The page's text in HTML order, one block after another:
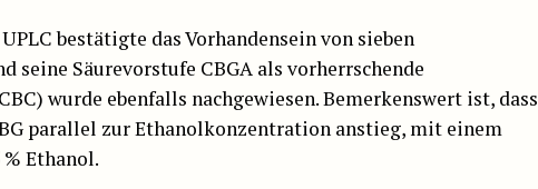
bestätigte das Vorhandensein von sieben
seine Säurevorstufe CBGA als vorherrschende
wurde ebenfalls nachgewiesen. Bemerkenswert ist, dass
parallel zur Ethanolkonzentration anstieg, mit einem
Ethanol.